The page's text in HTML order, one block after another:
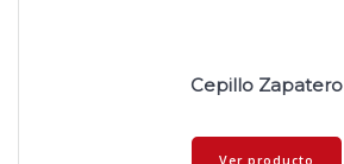
Cepillo Zapatero
Ver producto